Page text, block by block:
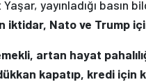
yayınladığı basın
iktidar, Nato ve Trump
artan hayat
kapatıp, kredi için